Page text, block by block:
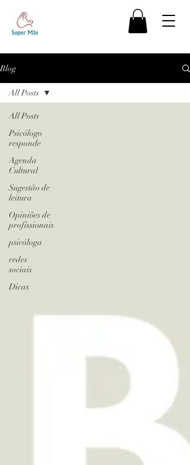
Blog
All Posts
Psicólogo
responde
Agenda
Cultural
Sugestão de
leitura
Opiniões de
profissionais
psicóloga
redes
sociais
Dicas
All Posts